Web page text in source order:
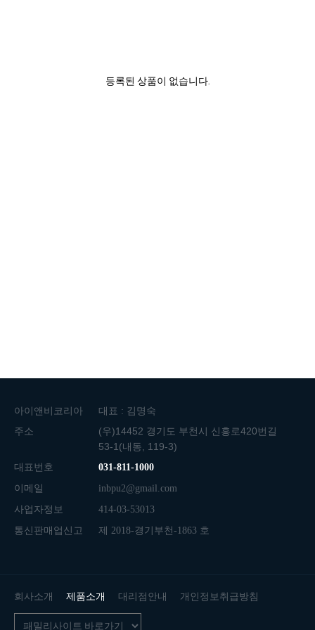
등록된 상품이 없습니다.
아이앤비코리아
대표 : 김명숙
주소
(우)14452 경기도 부천시 신흥로420번길
53-1(내동, 119-3)
대표번호
031-811-1000
이메일 inbpu2@gmail.com
사업자정보 414-03-53013
통신판매업신고 제 2018-경기부천-1863 호
회사소개 제품소개 대리점안내 개인정보취급방침